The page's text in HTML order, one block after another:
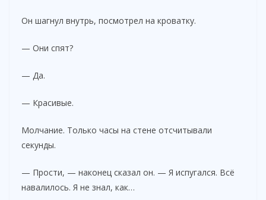
Он шагнул внутрь, посмотрел на кроватку.
— Они спят?
— Да.
— Красивые.
Молчание. Только часы на стене отсчитывали
секунды.
— Прости, — наконец сказал он. — Я испугался. Всё
навалилось. Я не знал, как…